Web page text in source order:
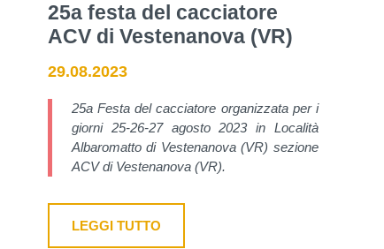
25a festa del cacciatore
ACV di Vestenanova (VR)
29.08.2023
25a Festa del cacciatore organizzata per i
giorni 25-26-27 agosto 2023 in Località
Albaromatto di Vestenanova (VR) sezione
ACV di Vestenanova (VR).
LEGGI TUTTO